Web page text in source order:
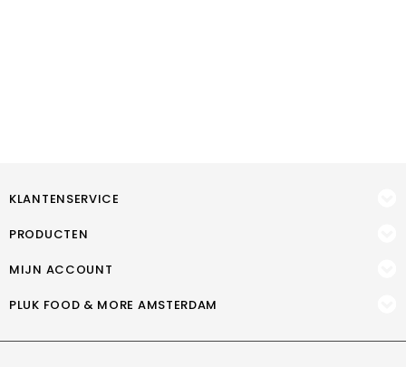
KLANTENSERVICE
PRODUCTEN
MIJN ACCOUNT
PLUK FOOD & MORE AMSTERDAM